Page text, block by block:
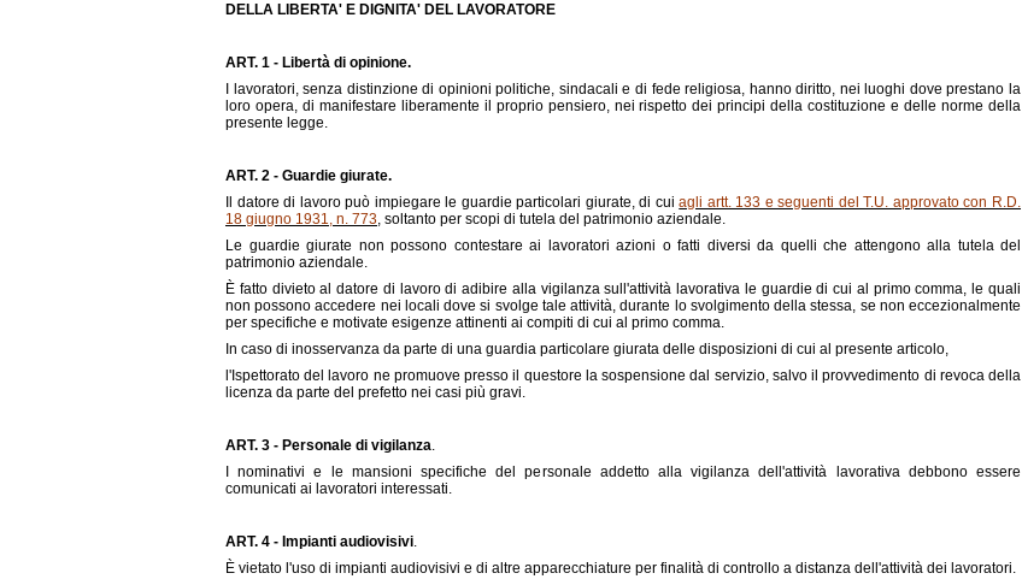
DELLA LIBERTA' E DIGNITA' DEL LAVORATORE
ART. 1 - Libertà di opinione.
I lavoratori, senza distinzione di opinioni politiche, sindacali e di fede religiosa, hanno diritto, nei luoghi dove prestano la
loro opera, di manifestare liberamente il proprio pensiero, nei rispetto dei principi della costituzione e delle norme della
presente legge.
ART. 2 - Guardie giurate.
Il datore di lavoro può impiegare le guardie particolari giurate, di cuiagli artt. 133 e seguenti del T.U. approvato con R.D.
18 giugno 1931, n. 773, soltanto per scopi di tutela del patrimonio aziendale.
Le guardie giurate non possono contestare ai lavoratori azioni o fatti diversi da quelli che attengono alla tutela del
patrimonio aziendale.
È fatto divieto al datore di lavoro di adibire alla vigilanza sull'attività lavorativa le guardie di cui al primo comma, le quali
non possono accedere nei locali dove si svolge tale attività, durante lo svolgimento della stessa, se non eccezionalmente
per specifiche e motivate esigenze attinenti ai compiti di cui al primo comma.
In caso di inosservanza da parte di una guardia particolare giurata delle disposizioni di cui al presente articolo,
l'Ispettorato del lavoro ne promuove presso il questore la sospensione dal servizio, salvo il provvedimento di revoca della
licenza da parte del prefetto nei casi più gravi.
ART. 3 - Personale di vigilanza.
I nominativi e le mansioni specifiche del personale addetto alla vigilanza dell'attività lavorativa debbono essere
comunicati ai lavoratori interessati.
ART. 4 - Impianti audiovisivi.
È vietato l'uso di impianti audiovisivi e di altre apparecchiature per finalità di controllo a distanza dell'attività dei lavoratori.